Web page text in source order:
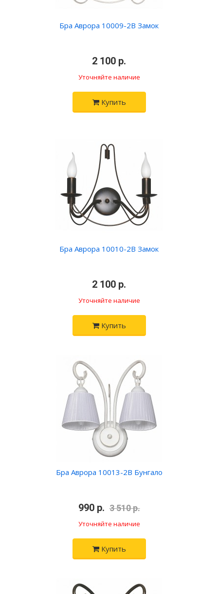
Бра Аврора 10009-2B Замок
2 100 р.
Уточняйте наличие
Купить
Бра Аврора 10010-2B Замок
2 100 р.
Уточняйте наличие
Купить
Бра Аврора 10013-2B Бунгало
990 р. 3 510 р.
Уточняйте наличие
Купить